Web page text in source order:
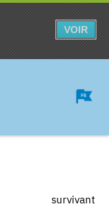
VOIR
survivant